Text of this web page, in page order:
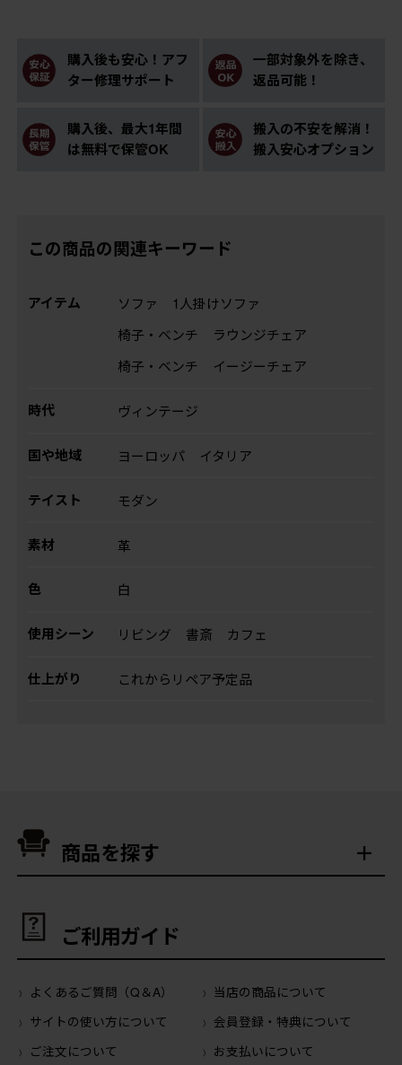
購入後も安心！アフ
ター修理サポート
一部対象外を除き、
返品可能！
購入後、最大1年間
は無料で保管OK
搬入の不安を解消！
搬入安心オプション
この商品の関連キーワード
アイテム ソファ
1人掛けソファ
椅子・ベンチ
ラウンジチェア
椅子・ベンチ
イージーチェア
時代 ヴィンテージ
国や地域 ヨーロッパ イタリア
テイスト モダン
素材 革
色 白
使用シーン リビング 書斎 カフェ
仕上がり これからリペア予定品
商品を探す
ご利用ガイド
よくあるご質問（Q＆A）
当店の商品について
サイトの使い方について
会員登録・特典について
ご注文について
お支払いについて